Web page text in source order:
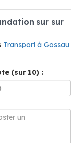
sur sur
Transport à Gossau
(sur 10) :